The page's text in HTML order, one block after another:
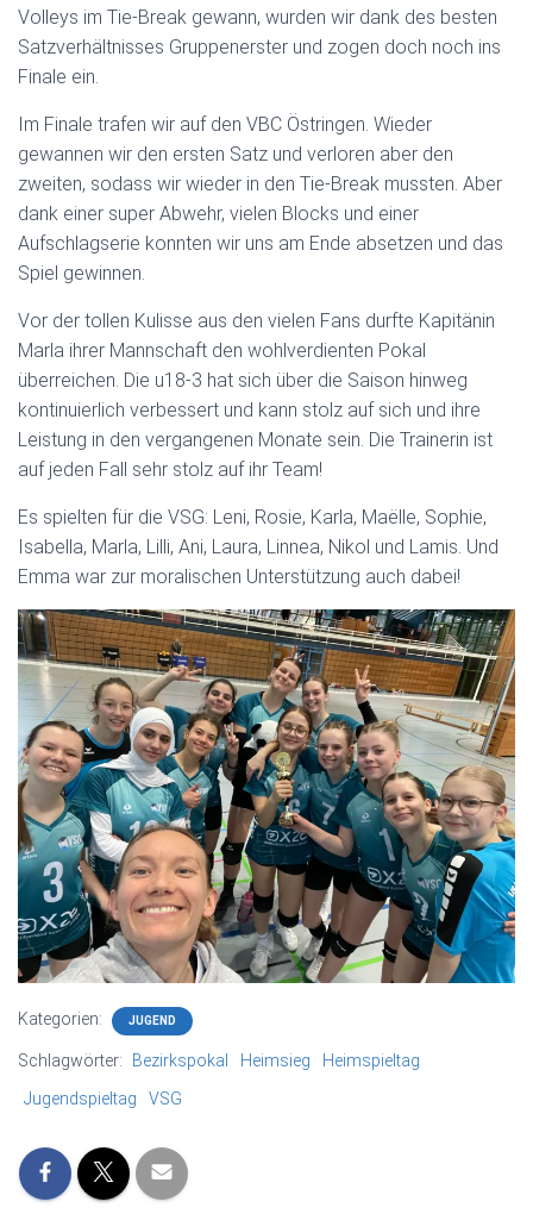
Volleys im Tie-Break gewann, wurden wir dank des besten
Satzverhältnisses Gruppenerster und zogen doch noch ins
Finale ein.
Im Finale trafen wir auf den VBC Östringen. Wieder
gewannen wir den ersten Satz und verloren aber den
zweiten, sodass wir wieder in den Tie-Break mussten. Aber
dank einer super Abwehr, vielen Blocks und einer
Aufschlagserie konnten wir uns am Ende absetzen und das
Spiel gewinnen.
Vor der tollen Kulisse aus den vielen Fans durfte Kapitänin
Marla ihrer Mannschaft den wohlverdienten Pokal
überreichen. Die u18-3 hat sich über die Saison hinweg
kontinuierlich verbessert und kann stolz auf sich und ihre
Leistung in den vergangenen Monate sein. Die Trainerin ist
auf jeden Fall sehr stolz auf ihr Team!
Es spielten für die VSG: Leni, Rosie, Karla, Maëlle, Sophie,
Isabella, Marla, Lilli, Ani, Laura, Linnea, Nikol und Lamis. Und
Emma war zur moralischen Unterstützung auch dabei!
Kategorien: JUGEND
Schlagwörter: Bezirkspokal Heimsieg
Heimspieltag
Jugendspieltag
VSG